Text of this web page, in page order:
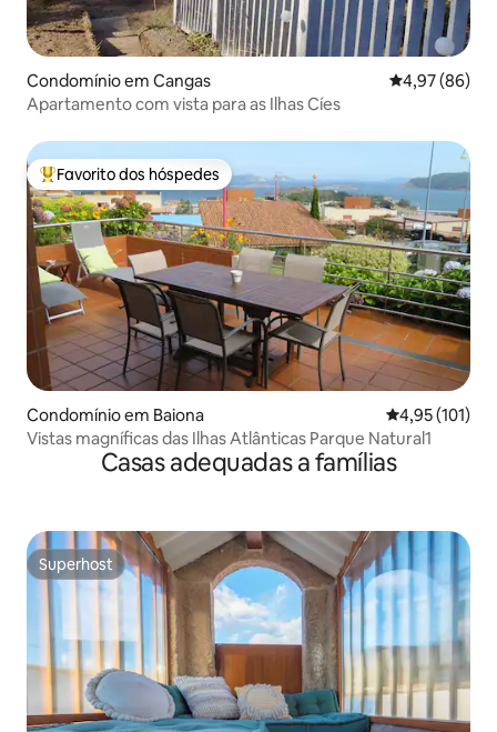
Condomínio em Cangas Classificação
4,97 (86)
Apartamento com vista para as Ilhas Cíes
Favoritos dos hóspedes mais apreciados
Favorito dos hóspedes
Condomínio em Baiona Classificação
4,95 (101)
Vistas magníficas das Ilhas Atlânticas Parque Natural1
Casas adequadas a famílias
Superhost
Superhost